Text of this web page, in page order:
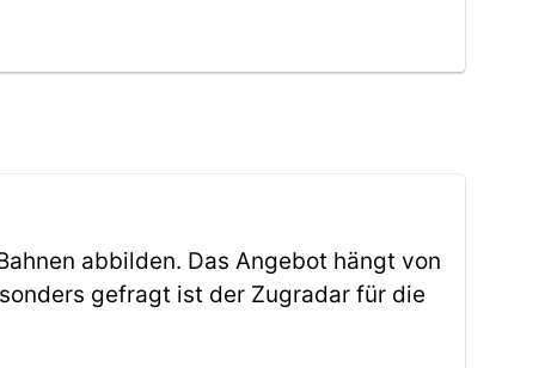
abbilden. Das Angebot hängt von
gefragt ist der Zugradar für die